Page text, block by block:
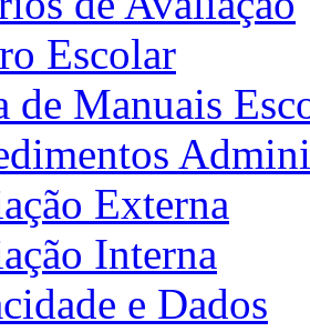
Escolar
de Manuais
Externa
Interna
e Dados